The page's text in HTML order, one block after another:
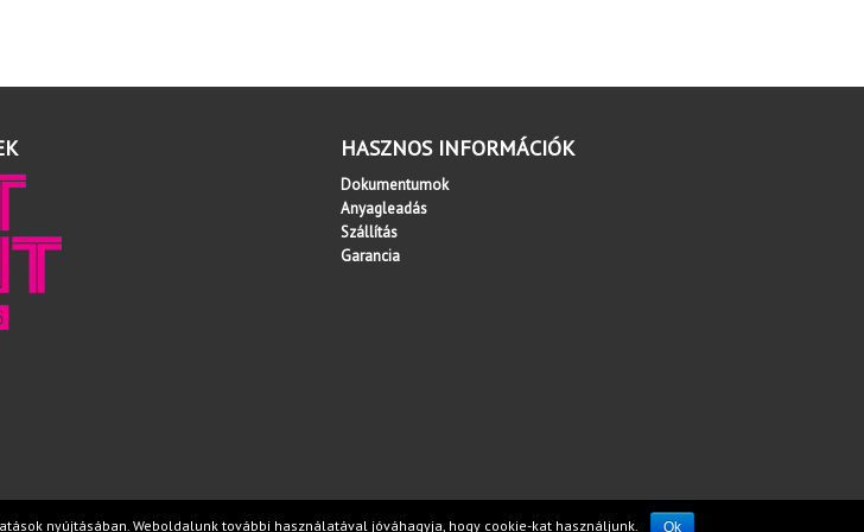
HASZNOS INFORMÁCIÓK
Dokumentumok
Anyagleadás
Szállítás
Garancia
nyújtásában. Weboldalunk további használatával jóváhagyja, hogy cookie-kat használjunk. Ok